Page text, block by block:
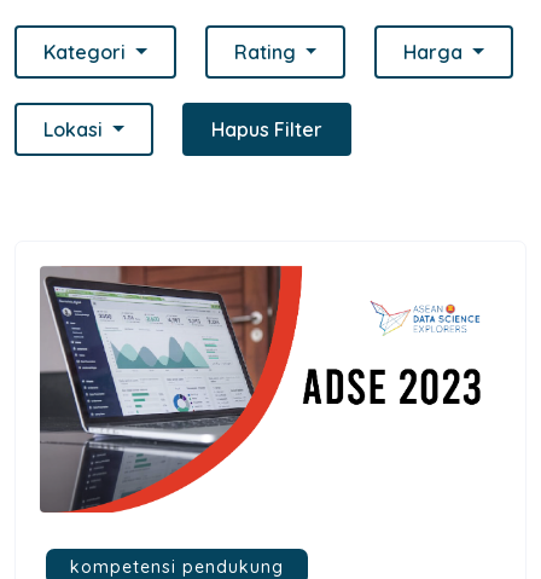
Kategori Rating Harga
Lokasi Hapus Filter
kompetensi pendukung